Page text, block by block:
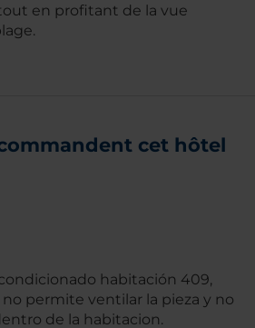
en profitant de la vue
cet hôtel
habitación 409,
permite ventilar la pieza y no
de la habitacion.